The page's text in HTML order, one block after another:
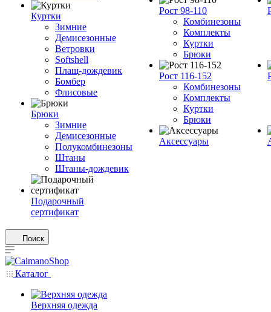
Куртки
Зимние
Демисезонные
Ветровки
Softshell
Плащ-дождевик
Бомбер
Флисовые
Брюки
Зимние
Демисезонные
Полукомбинезоны
Штаны
Штаны-дождевик
Подарочный
сертификат
Рост 98-110
Комбинезоны
Комплекты
Куртки
Брюки
Рост 116-152
Комбинезоны
Комплекты
Куртки
Брюки
Аксессуары
Поиск
Каталог
Верхняя одежда